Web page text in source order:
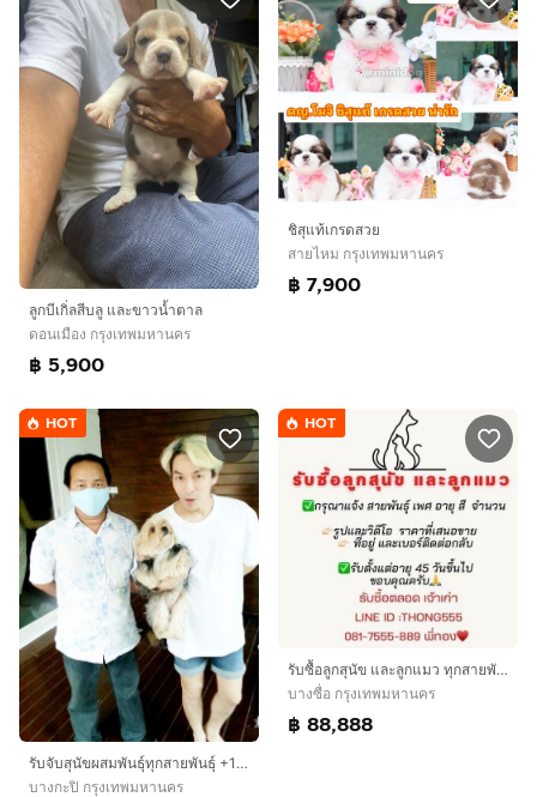
ลูกบีเกิ่ลสีบลู และขาวน้ำตาล
ดอนเมือง กรุงเทพมหานคร
฿ 5,900
ชิสุแท้เกรดสวย
สายไหม กรุงเทพมหานคร
฿ 7,900
HOT
รับจับสุนัขผสมพันธุ์ทุกสายพันธุ์ +1000
บางกะปิ กรุงเทพมหานคร
HOT
รับซื้อลูกสุนัข และลูกแมว ทุกสายพันธุ์ สำหรับลูกแมว
บางซื่อ กรุงเทพมหานคร
฿ 88,888